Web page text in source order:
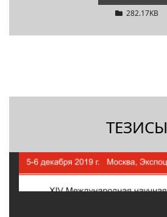
282.17KB
ТЕЗИСЫ